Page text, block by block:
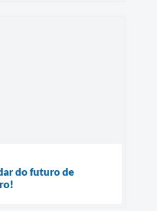
do futuro de